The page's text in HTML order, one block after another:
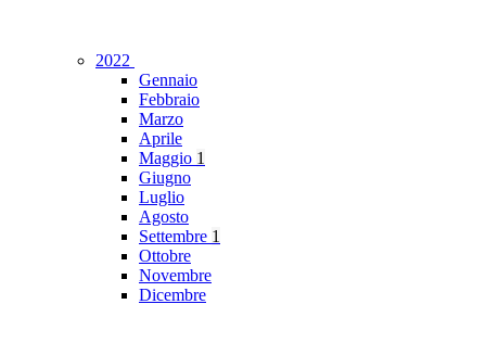
2022
Gennaio
Febbraio
Marzo
Aprile
Maggio 1
Giugno
Luglio
Agosto
Settembre 1
Ottobre
Novembre
Dicembre